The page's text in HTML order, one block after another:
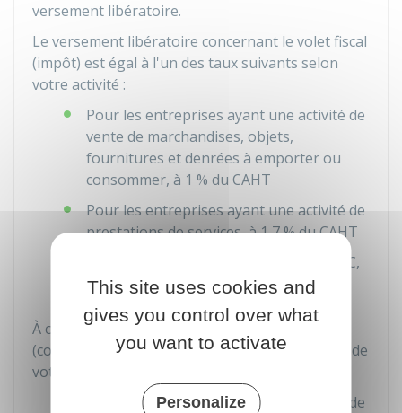
versement libératoire.
Le versement libératoire concernant le volet fiscal
(impôt) est égal à l'un des taux suivants selon
votre activité :
Pour les entreprises ayant une activité de
vente de marchandises, objets,
fournitures et denrées à emporter ou
consommer, à 1 % du CAHT
Pour les entreprises ayant une activité de
prestations de services, à1,7 %duCAHT
Pour les contribuables titulaires de BNC,
à2,2 %des recettesHT
À ces taux s'ajoutent les taux du volet social
(cotisations) qui diffèrent aux aussi en fonction de
votre activité :
Pour les entreprises ayant une activité de
This site uses cookies and
gives you control over what
you want to activate
Personalize